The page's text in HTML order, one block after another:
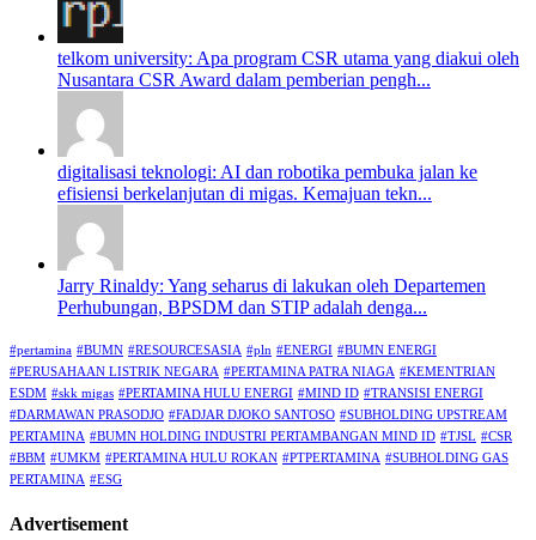
telkom university: Apa program CSR utama yang diakui oleh
Nusantara CSR Award dalam pemberian pengh...
digitalisasi teknologi: AI dan robotika pembuka jalan ke
efisiensi berkelanjutan di migas. Kemajuan tekn...
Jarry Rinaldy: Yang seharus di lakukan oleh Departemen
Perhubungan, BPSDM dan STIP adalah denga...
#pertamina #BUMN #RESOURCESASIA #pln #ENERGI #BUMN ENERGI
#PERUSAHAAN LISTRIK NEGARA #PERTAMINA PATRA NIAGA #KEMENTRIAN
ESDM #skk migas #PERTAMINA HULU ENERGI #MIND ID #TRANSISI ENERGI
#DARMAWAN PRASODJO #FADJAR DJOKO SANTOSO #SUBHOLDING UPSTREAM
PERTAMINA #BUMN HOLDING INDUSTRI PERTAMBANGAN MIND ID #TJSL #CSR
#BBM #UMKM #PERTAMINA HULU ROKAN #PTPERTAMINA #SUBHOLDING GAS
PERTAMINA #ESG
Advertisement